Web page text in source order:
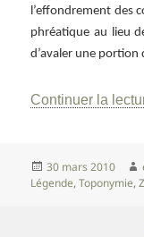
l’effondrement des
phréatique au lieu
d’avaler une portion
Continuer la
Publié
le
30 mars 2010
Légende,Toponymie,